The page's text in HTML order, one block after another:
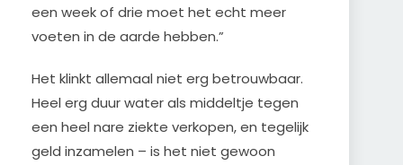
een week of drie moet het echt meer
voeten in de aarde hebben.”
Het klinkt allemaal niet erg betrouwbaar.
Heel erg duur water als middeltje tegen
een heel nare ziekte verkopen, en tegelijk
geld inzamelen – is het niet gewoon